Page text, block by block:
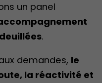
un panel
.
demandes, le
la réactivité et